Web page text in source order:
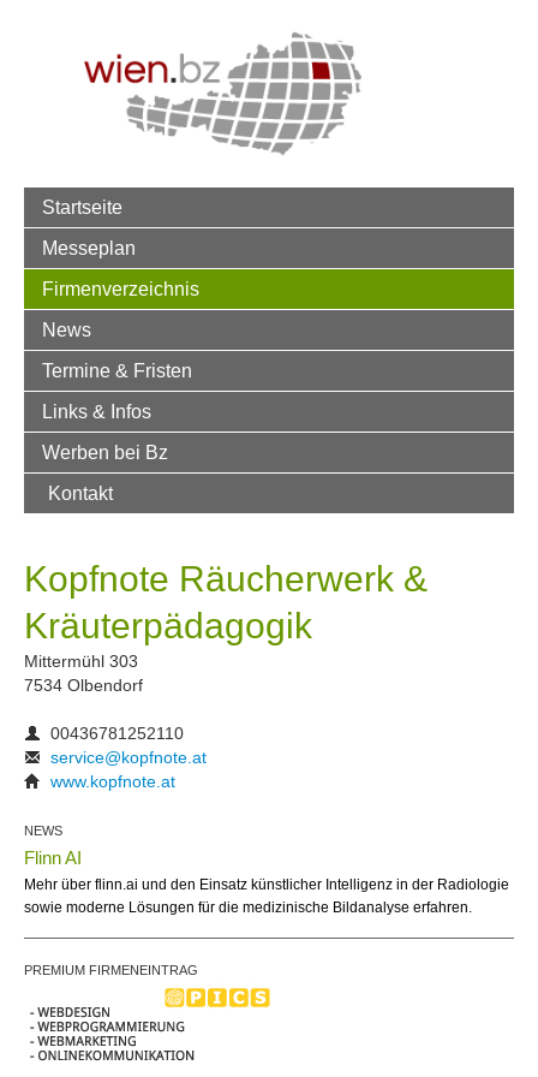
Startseite
Messeplan
Firmenverzeichnis
News
Termine & Fristen
Links & Infos
Werben bei Bz
Kontakt
Kopfnote Räucherwerk &
Kräuterpädagogik
Mittermühl 303
7534 Olbendorf
00436781252110
service@kopfnote.at
www.kopfnote.at
NEWS
Flinn AI
Mehr über flinn.ai und den Einsatz künstlicher Intelligenz in der Radiologie
sowie moderne Lösungen für die medizinische Bildanalyse erfahren.
PREMIUM FIRMENEINTRAG